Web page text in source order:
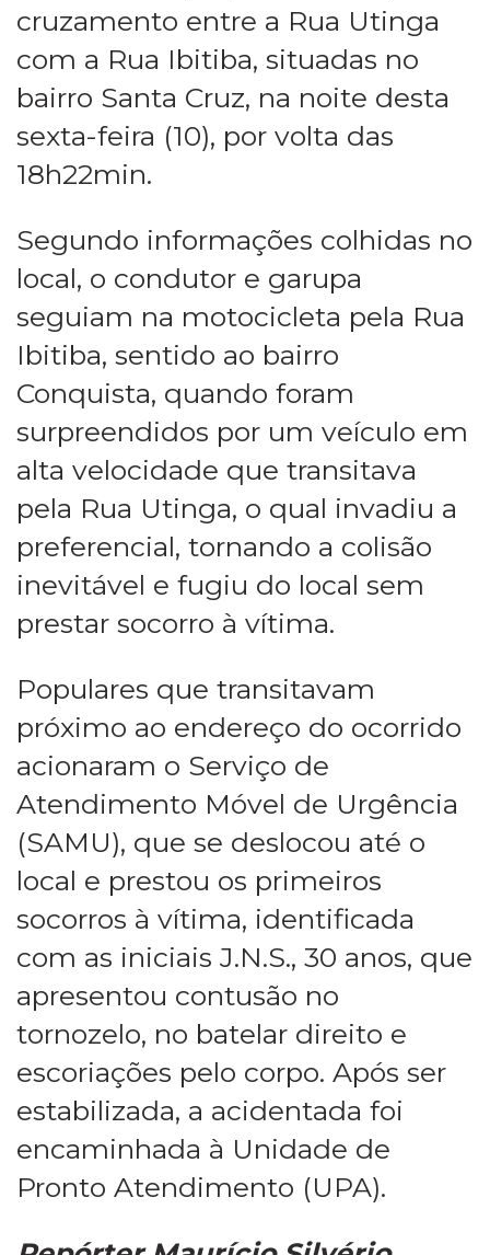
cruzamento entre a Rua Utinga
com a Rua Ibitiba, situadas no
bairro Santa Cruz, na noite desta
sexta-feira (10), por volta das
18h22min.
Segundo informações colhidas no
local, o condutor e garupa
seguiam na motocicleta pela Rua
Ibitiba, sentido ao bairro
Conquista, quando foram
surpreendidos por um veículo em
alta velocidade que transitava
pela Rua Utinga, o qual invadiu a
preferencial, tornando a colisão
inevitável e fugiu do local sem
prestar socorro à vítima.
Populares que transitavam
próximo ao endereço do ocorrido
acionaram o Serviço de
Atendimento Móvel de Urgência
(SAMU), que se deslocou até o
local e prestou os primeiros
socorros à vítima, identificada
com as iniciais J.N.S., 30 anos, que
apresentou contusão no
tornozelo, no batelar direito e
escoriações pelo corpo. Após ser
estabilizada, a acidentada foi
encaminhada à Unidade de
Pronto Atendimento (UPA).